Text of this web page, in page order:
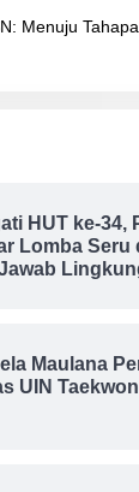
Menuju
HUT ke-34,
Lomba Seru
Maulana
UIN